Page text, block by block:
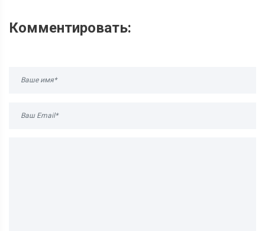
Комментировать: